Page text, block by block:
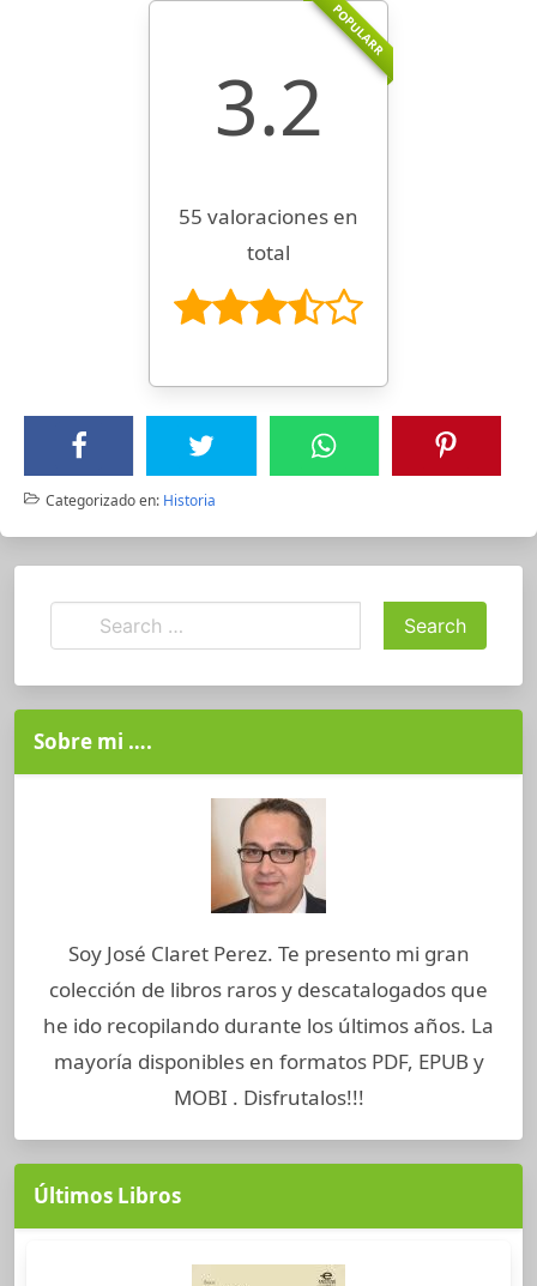
POPULARR
3.2
55 valoraciones en
total
Categorizado en: Historia
Sobre mi ….
Soy José Claret Perez. Te presento mi gran
colección de libros raros y descatalogados que
he ido recopilando durante los últimos años. La
mayoría disponibles en formatos PDF, EPUB y
MOBI . Disfrutalos!!!
Últimos Libros